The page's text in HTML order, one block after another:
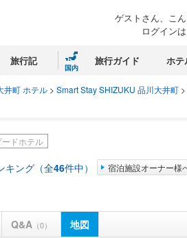
ゲストさん、こ
ログイン
旅行記
国内
旅行ガイド ホテ
井町 ホテル > Smart Stay SHIZUKU 品川大井町 >
ードホテル
キング（全46件中） 宿泊施設オーナー様
Q&A （0） 地図